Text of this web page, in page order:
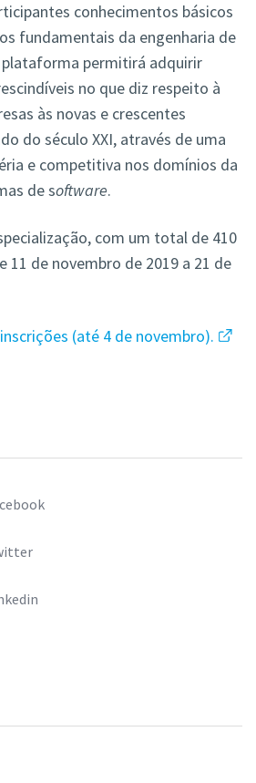
conhecimentos básicos
fundamentais da engenharia de
permitirá adquirir
no que diz respeito à
às novas e crescentes
do século XXI, através de uma
e competitiva nos domínios da
de software.
com um total de 410
11 de novembro de 2019 a 21 de
(até 4 de novembro).